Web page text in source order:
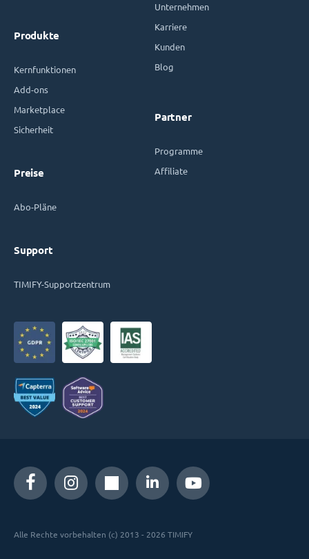
Produkte
Kernfunktionen
Add-ons
Marketplace
Sicherheit
Preise
Abo-Pläne
Support
TIMIFY-Supportzentrum
Unternehmen
Karriere
Kunden
Blog
Partner
Programme
Affiliate
Alle Rechte vorbehalten (c) 2013 - 2026 TIMIFY